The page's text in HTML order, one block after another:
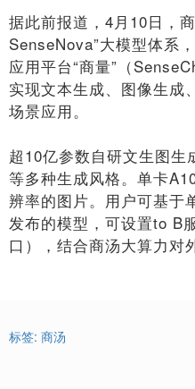
据此前报道，4月10日，
SenseNova”大模型体系
应用平台“商量”（
实现文本生成、图像生成
场景应用。
超10亿参数自研文生图生
等多种生成风格。单卡
辨率的图片。用户可基于
发布的模型，可设置to B
口），结合商汤大算力对
标签: 商汤